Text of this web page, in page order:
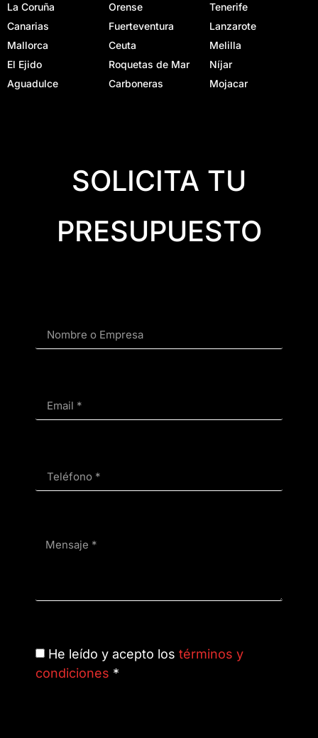
La Coruña
Orense
Tenerife
Canarias
Fuerteventura
Lanzarote
Mallorca
Ceuta
Melilla
El Ejido
Roquetas de Mar
Níjar
Aguadulce
Carboneras Mojacar
SOLICITA TU
PRESUPUESTO
He leído y acepto los términos y
condiciones *